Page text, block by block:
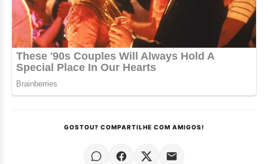
GOSTOU? COMPARTILHE COM AMIGOS!